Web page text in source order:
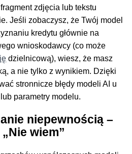
zdjęcia lub tekstu
Jeśli zobaczysz, że Twój model
kredytu głównie na
wnioskodawcy (co może
dzielnicową), wiesz, że masz
a nie tylko z wynikiem. Dzięki
stronnicze błędy modeli AI u
parametry modelu.
niepewnością –
wiem”